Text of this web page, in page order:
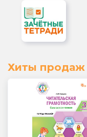
Хиты продаж